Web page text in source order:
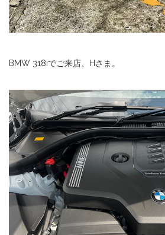
BMW 318iでご来店、Hさま。